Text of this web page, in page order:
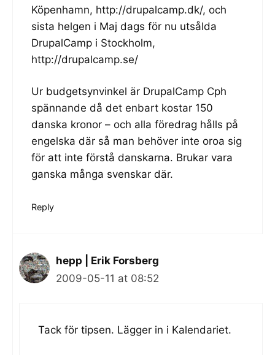
Köpenhamn, http://drupalcamp.dk/, och
sista helgen i Maj dags för nu utsålda
DrupalCamp i Stockholm,
http://drupalcamp.se/
Ur budgetsynvinkel är DrupalCamp Cph
spännande då det enbart kostar 150
danska kronor – och alla föredrag hålls på
engelska där så man behöver inte oroa sig
för att inte förstå danskarna. Brukar vara
ganska många svenskar där.
Reply
hepp | Erik Forsberg
2009-05-11 at 08:52
Tack för tipsen. Lägger in i Kalendariet.